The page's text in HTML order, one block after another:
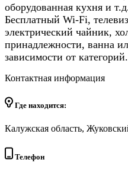
оборудованная кухня и
Бесплатный Wi-Fi,
электрический чайник,
принадлежности, ванна
зависимости от категорий.
Контактная информация
Где находится:
Калужская область,
Телефон